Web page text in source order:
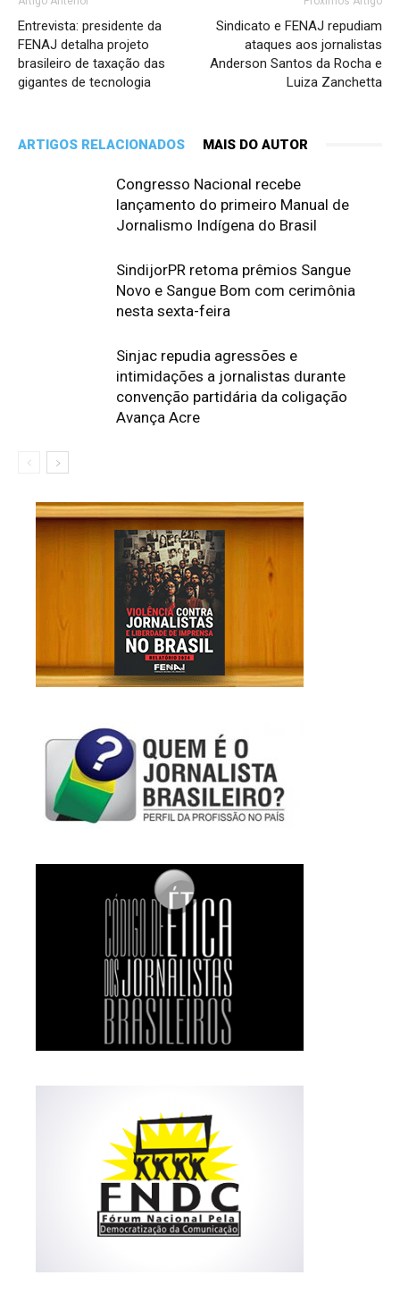
Entrevista: presidente da
FENAJ detalha projeto
brasileiro de taxação das
gigantes de tecnologia
Sindicato e FENAJ repudiam
ataques aos jornalistas
Anderson Santos da Rocha e
Luiza Zanchetta
ARTIGOS RELACIONADOS MAIS DO AUTOR
Congresso Nacional recebe
lançamento do primeiro Manual de
Jornalismo Indígena do Brasil
SindijorPR retoma prêmios Sangue
Novo e Sangue Bom com cerimônia
nesta sexta-feira
Sinjac repudia agressões e
intimidações a jornalistas durante
convenção partidária da coligação
Avança Acre